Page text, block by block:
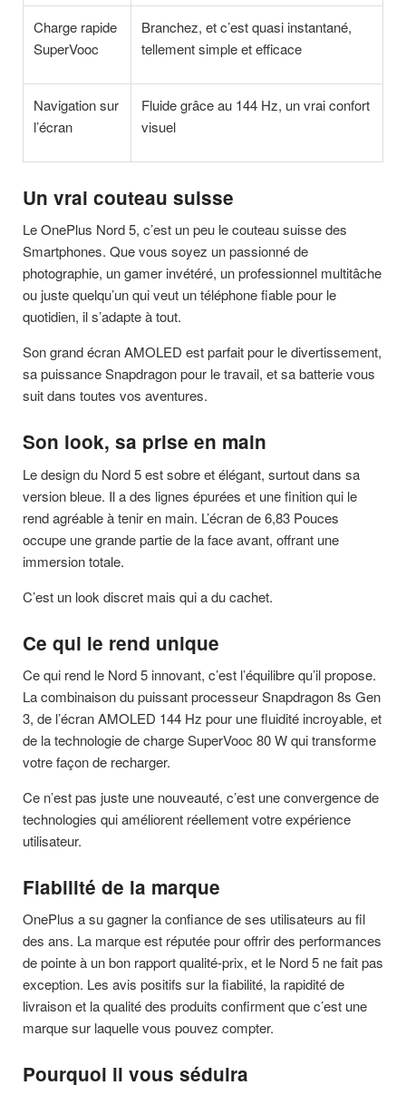
Charge rapide
SuperVooc
Branchez, et c’est quasi instantané,
tellement simple et efficace
Navigation sur
l’écran
Fluide grâce au 144 Hz, un vrai confort
visuel
Un vrai couteau suisse
Le OnePlus Nord 5, c’est un peu le couteau suisse des
Smartphones. Que vous soyez un passionné de
photographie, un gamer invétéré, un professionnel multitâche
ou juste quelqu’un qui veut un téléphone fiable pour le
quotidien, il s’adapte à tout.
Son grand écran AMOLED est parfait pour le divertissement,
sa puissance Snapdragon pour le travail, et sa batterie vous
suit dans toutes vos aventures.
Son look, sa prise en main
Le design du Nord 5 est sobre et élégant, surtout dans sa
version bleue. Il a des lignes épurées et une finition qui le
rend agréable à tenir en main. L’écran de 6,83 Pouces
occupe une grande partie de la face avant, offrant une
immersion totale.
C’est un look discret mais qui a du cachet.
Ce qui le rend unique
Ce qui rend le Nord 5 innovant, c’est l’équilibre qu’il propose.
La combinaison du puissant processeur Snapdragon 8s Gen
3, de l’écran AMOLED 144 Hz pour une fluidité incroyable, et
de la technologie de charge SuperVooc 80 W qui transforme
votre façon de recharger.
Ce n’est pas juste une nouveauté, c’est une convergence de
technologies qui améliorent réellement votre expérience
utilisateur.
Fiabilité de la marque
OnePlus a su gagner la confiance de ses utilisateurs au fil
des ans. La marque est réputée pour offrir des performances
de pointe à un bon rapport qualité-prix, et le Nord 5 ne fait pas
exception. Les avis positifs sur la fiabilité, la rapidité de
livraison et la qualité des produits confirment que c’est une
marque sur laquelle vous pouvez compter.
Pourquoi il vous séduira